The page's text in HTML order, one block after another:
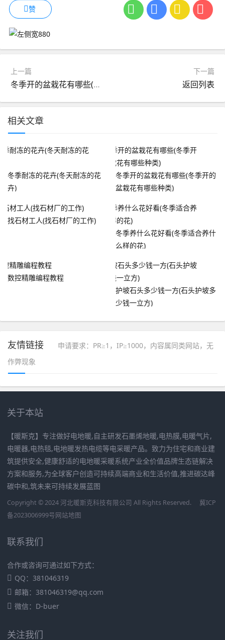
赞
上一篇
冬季开的盆栽花有哪些(冬季开的盆栽花有哪些种类)
下一篇
返回列表
相关文章
冬季耐冻的花卉(冬天耐冻的花
卉)
冬季开的盆栽花有哪些(冬季开的
盆栽花有哪些种类)
找石材工人(找石材厂的工作)
冬季养什么花好看(冬季适合养什
么样的花)
数控精雕编程教程
护坡石头多少钱一方(石头护坡多
少钱一立方)
友情链接
申请要求：PR≥1，IP≥1000，内容属同类网站，无
作弊现象
关于本站
【暖斯克】专注做好电地暖,自主研发石墨烯地暖,电热膜,电暖气片,
电暖器,电热毯,电地暖发热电缆等电采暖产品。致力为住宅和商业建
筑提供安全,健康舒适的电地暖采暖系统产业全价值品牌生态链解决
方案和服务,为全球客户创造可持续高端商业和生活价值,推进碳达峰
碳中和,筑未来可持续发展蓝图
Copyright © 2024 河北暖斯克科技有限公司 All Rights Reserved.
冀ICP
备2023006999号网站地图
联系我们
合作或咨询可通过如下方式：
QQ：381046319
邮箱：381046319@qq.com
微信：D-buer
关注我们